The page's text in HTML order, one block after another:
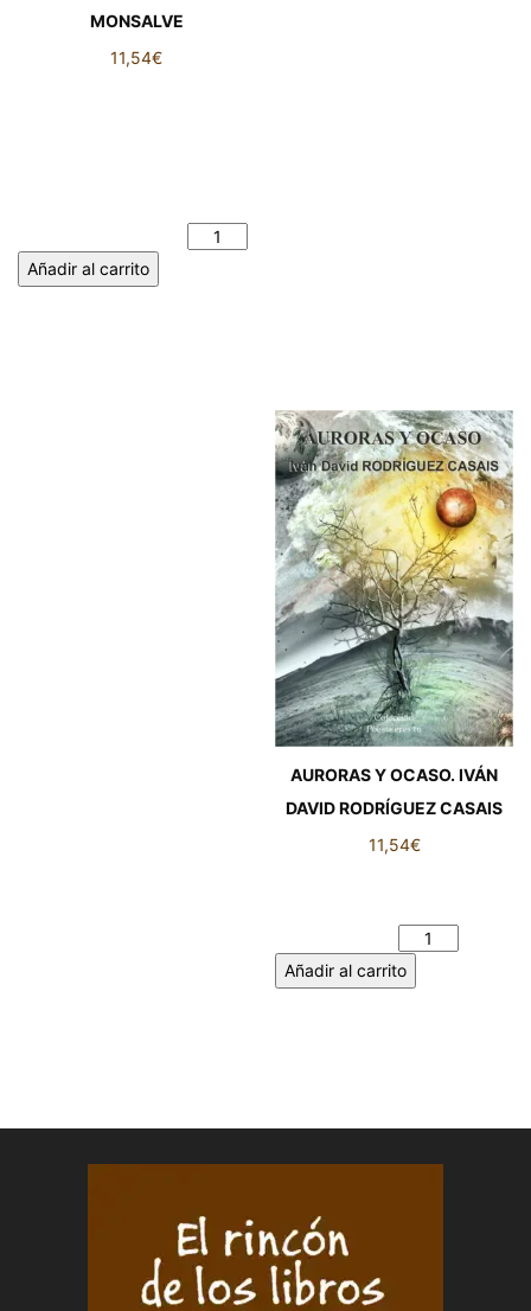
MONSALVE
11,54€
Añadir al carrito
AURORAS Y OCASO. IVÁN
DAVID RODRÍGUEZ CASAIS
11,54€
Añadir al carrito